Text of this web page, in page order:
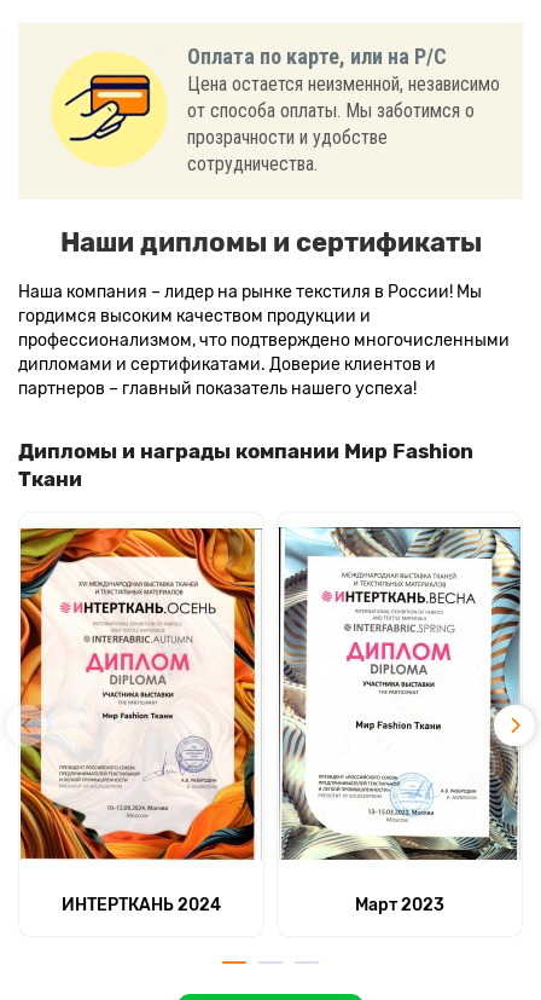
Оплата по карте, или на Р/С
Цена остается неизменной, независимо
от способа оплаты. Мы заботимся о
прозрачности и удобстве
сотрудничества.
Наши дипломы и сертификаты
Наша компания – лидер на рынке текстиля в России! Мы
гордимся высоким качеством продукции и
профессионализмом, что подтверждено многочисленными
дипломами и сертификатами. Доверие клиентов и
партнеров – главный показатель нашего успеха!
Дипломы и награды компании Мир Fashion
Ткани
ИНТЕРТКАНЬ 2024 Март 2023